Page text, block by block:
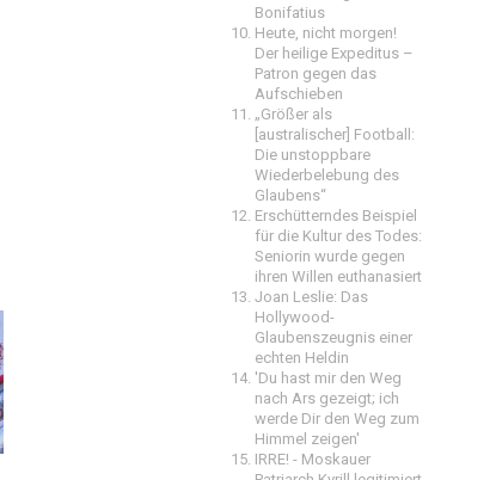
Bonifatius
Heute, nicht morgen!
Der heilige Expeditus –
Patron gegen das
Aufschieben
„Größer als
[australischer] Football:
Die unstoppbare
Wiederbelebung des
Glaubens“
Erschütterndes Beispiel
für die Kultur des Todes:
Seniorin wurde gegen
ihren Willen euthanasiert
Joan Leslie: Das
Hollywood-
Glaubenszeugnis einer
echten Heldin
'Du hast mir den Weg
nach Ars gezeigt; ich
werde Dir den Weg zum
Himmel zeigen'
IRRE! - Moskauer